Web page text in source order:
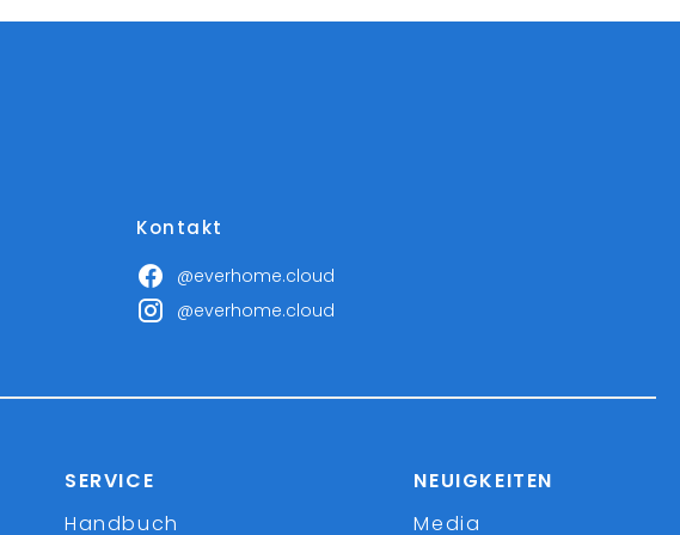
Kontakt
@everhome.cloud
@everhome.cloud
SERVICE
Handbuch
NEUIGKEITEN
Media